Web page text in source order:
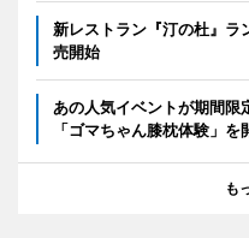
新レストラン『汀の杜』ラ
売開始
あの人気イベントが期間限
「ゴマちゃん膝枕体験」を
も